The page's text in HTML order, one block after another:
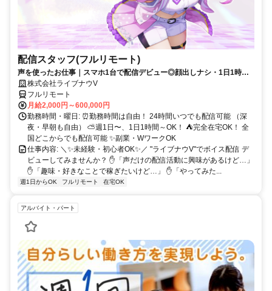
配信スタッフ(フルリモート)
声を使ったお仕事｜スマホ1台で配信デビュー◎顔出しナシ・1日1時間
～OK♪
株式会社ライブナウV
フルリモート
月給2,000円～600,000円
勤務時間・曜日: ⏰勤務時間は自由！ 24時間いつでも配信可能 （深
夜・早朝も自由） ⛅週1日〜、1日1時間～OK！ ⛺完全在宅OK！ 全
国どこからでも配信可能 ✨副業・WワークOK
仕事内容: ＼✨未経験・初心者OK✨／ "ライブナウV"でボイス配信 デ
ビューしてみませんか？ ✋「声だけの配信活動に興味があるけど…」
✋「趣味・好きなことで稼ぎたいけど…」 ✋「やってみた...
週1日からOK フルリモート 在宅OK
アルバイト・パート